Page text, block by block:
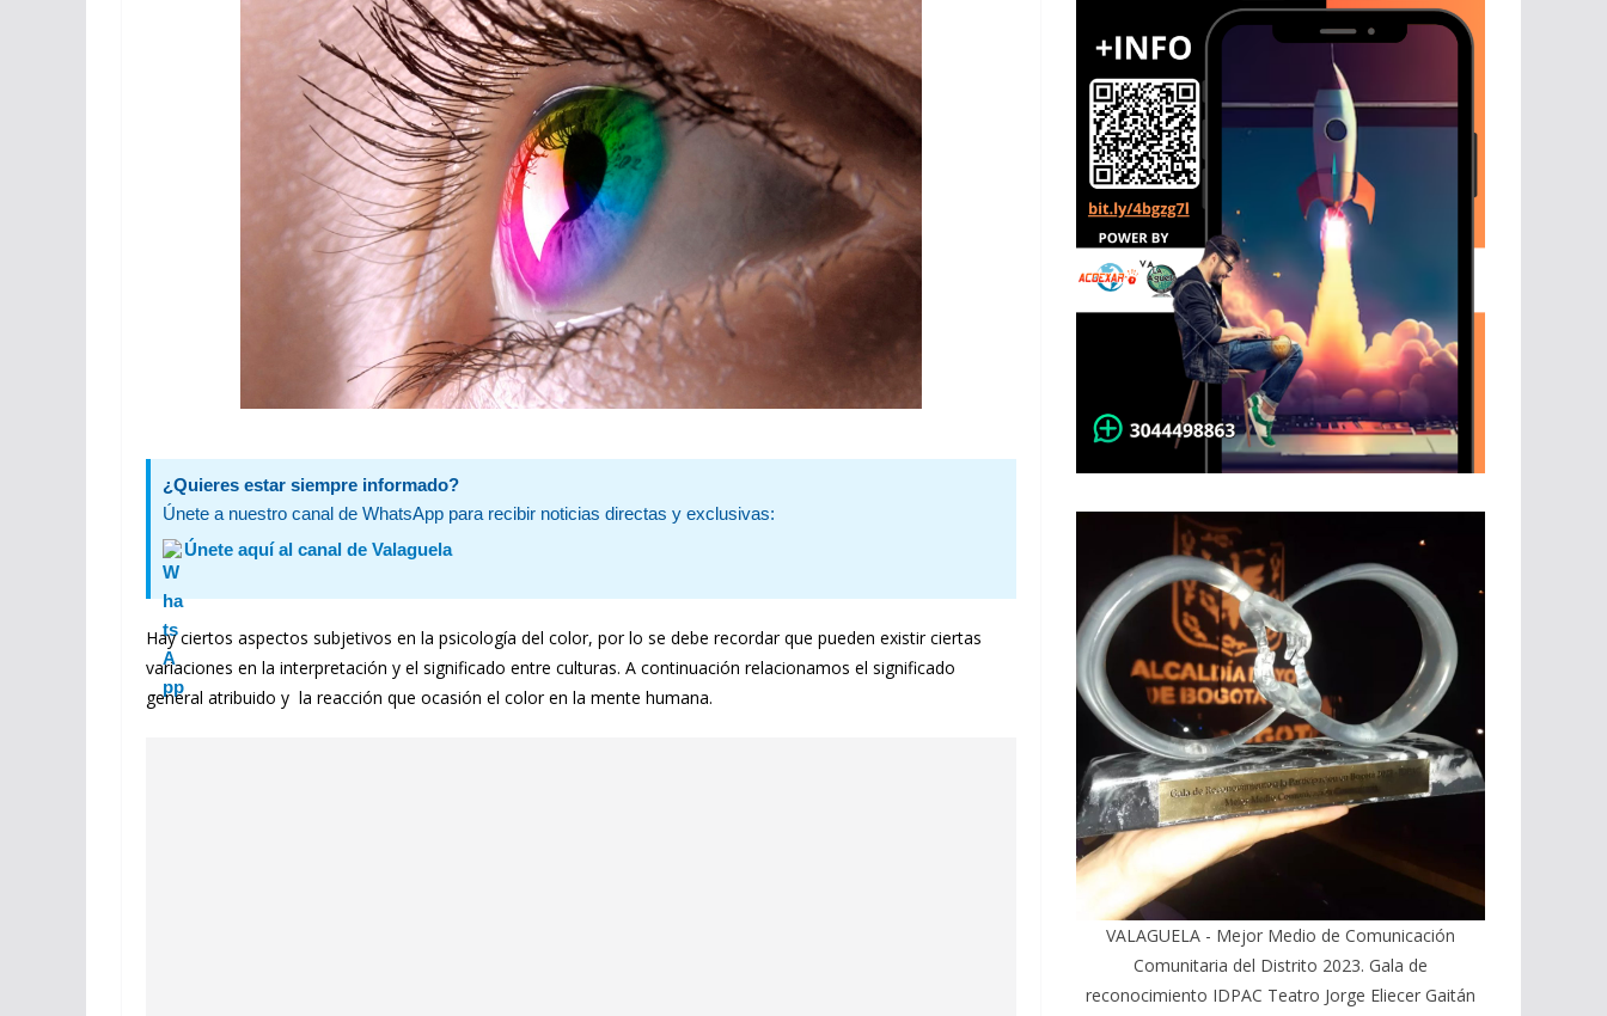
¿Quieres estar siempre informado?
Únete a nuestro canal de WhatsApp para recibir noticias directas y exclusivas:
Únete aquí al canal de Valaguela
Hay ciertos aspectos subjetivos en la psicología del color, por lo se debe recordar que pueden existir ciertas
variaciones en la interpretación y el significado entre culturas. A continuación relacionamos el significado
general atribuido y la reacción que ocasión el color en la mente humana.
VALAGUELA - Mejor Medio de Comunicación
Comunitaria del Distrito 2023. Gala de
reconocimiento IDPAC Teatro Jorge Eliecer Gaitán